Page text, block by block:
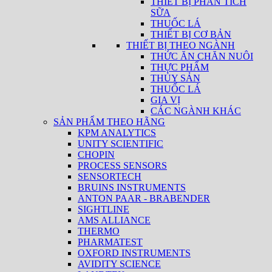
SỮA
THUỐC LÁ
THIẾT BỊ CƠ BẢN
THIẾT BỊ THEO NGÀNH
THỨC ĂN CHĂN NUÔI
THỰC PHẨM
THỦY SẢN
THUỐC LÁ
GIA VỊ
CÁC NGÀNH KHÁC
SẢN PHẨM THEO HÃNG
KPM ANALYTICS
UNITY SCIENTIFIC
CHOPIN
PROCESS SENSORS
SENSORTECH
BRUINS INSTRUMENTS
ANTON PAAR - BRABENDER
SIGHTLINE
AMS ALLIANCE
THERMO
PHARMATEST
OXFORD INSTRUMENTS
AVIDITY SCIENCE